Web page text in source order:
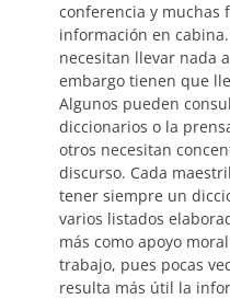
conferencia y muchas
información en
necesitan llevar nada
embargo tienen que
Algunos pueden
diccionarios o la
otros necesitan
discurso. Cada
tener siempre un
varios listados
más como apoyo
trabajo, pues pocas
resulta más útil la